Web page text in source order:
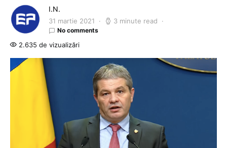
I.N.
31 martie 2021 3 minute read
No comments
2.635 de vizualizări